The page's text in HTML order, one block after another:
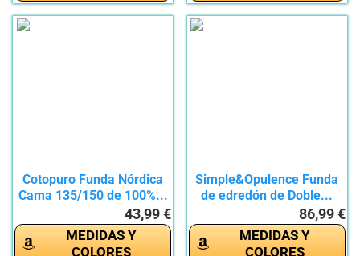
Cotopuro Funda Nórdica
Cama 135/150 de 100%...
43,99 €
MEDIDAS Y
COLORES
Simple&Opulence Funda
de edredón de Doble...
86,99 €
MEDIDAS Y
COLORES